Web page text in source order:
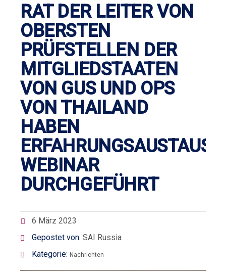
RAT DER LEITER VON
OBERSTEN
PRÜFSTELLEN DER
MITGLIEDSTAATEN
VON GUS UND OPS
VON THAILAND
HABEN
WEBINAR
DURCHGEFÜHRT
6 März 2023
Gepostet von: SAI Russia
Kategorie: Nachrichten